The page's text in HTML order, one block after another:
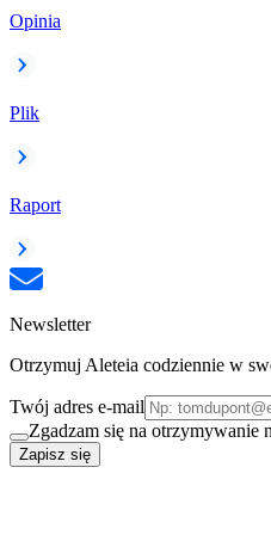
Opinia
Plik
Raport
Newsletter
Otrzymuj Aleteia codziennie w
Twój adres e-mail
Zgadzam się na otrzymywanie
Zapisz się